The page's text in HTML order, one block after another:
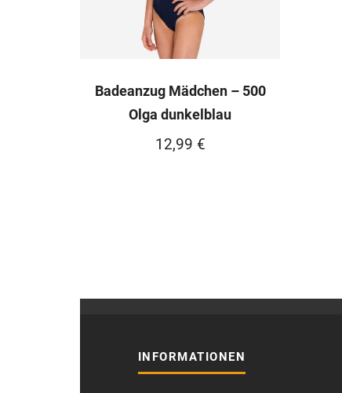
Badeanzug Mädchen – 500
Olga dunkelblau
12,99 €
INFORMATIONEN